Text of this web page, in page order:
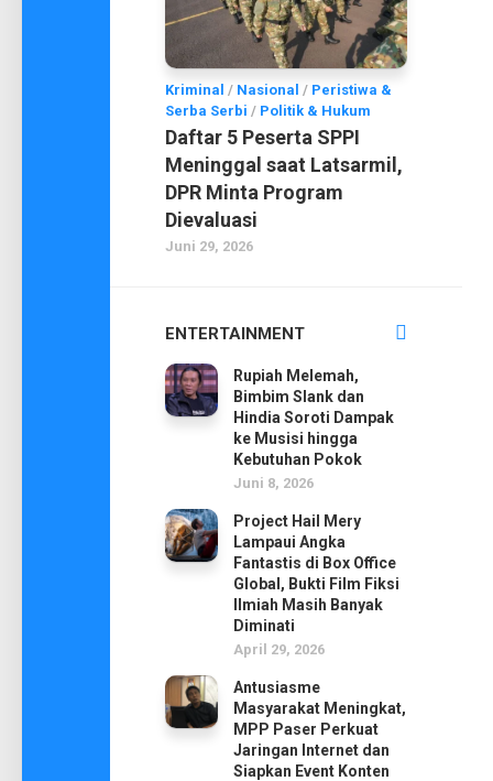
Kriminal / Nasional / Peristiwa &
Serba Serbi / Politik & Hukum
Daftar 5 Peserta SPPI
Meninggal saat Latsarmil,
DPR Minta Program
Dievaluasi
Juni 29, 2026
ENTERTAINMENT
Rupiah Melemah,
Bimbim Slank dan
Hindia Soroti Dampak
ke Musisi hingga
Kebutuhan Pokok
Juni 8, 2026
Project Hail Mery
Lampaui Angka
Fantastis di Box Office
Global, Bukti Film Fiksi
Ilmiah Masih Banyak
Diminati
April 29, 2026
Antusiasme
Masyarakat Meningkat,
MPP Paser Perkuat
Jaringan Internet dan
Siapkan Event Konten